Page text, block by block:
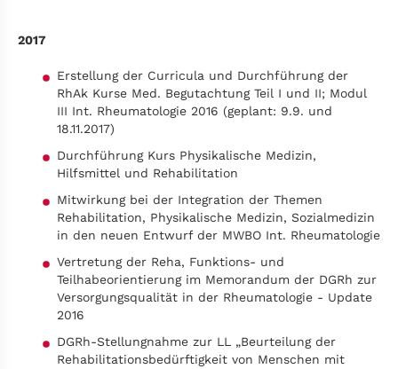
2017
Erstellung der Curricula und Durchführung der
RhAk Kurse Med. Begutachtung Teil I und II; Modul
III Int. Rheumatologie 2016 (geplant: 9.9. und
18.11.2017)
Durchführung Kurs Physikalische Medizin,
Hilfsmittel und Rehabilitation
Mitwirkung bei der Integration der Themen
Rehabilitation, Physikalische Medizin, Sozialmedizin
in den neuen Entwurf der MWBO Int. Rheumatologie
Vertretung der Reha, Funktions- und
Teilhabeorientierung im Memorandum der DGRh zur
Versorgungsqualität in der Rheumatologie - Update
2016
DGRh-Stellungnahme zur LL „Beurteilung der
Rehabilitationsbedürftigkeit von Menschen mit